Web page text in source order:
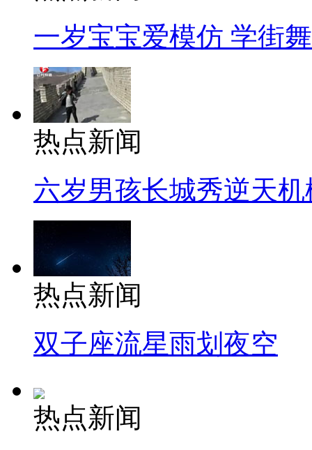
一岁宝宝爱模仿 学街
热点新闻
六岁男孩长城秀逆天机
热点新闻
双子座流星雨划夜空
热点新闻